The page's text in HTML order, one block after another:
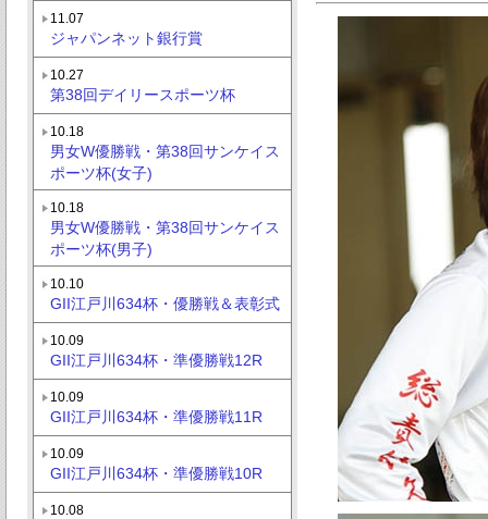
11.07
ジャパンネット銀行賞
10.27
第38回デイリースポーツ杯
10.18
男女W優勝戦・第38回サンケイス
ポーツ杯(女子)
10.18
男女W優勝戦・第38回サンケイス
ポーツ杯(男子)
10.10
GII江戸川634杯・優勝戦＆表彰式
10.09
GII江戸川634杯・準優勝戦12R
10.09
GII江戸川634杯・準優勝戦11R
10.09
GII江戸川634杯・準優勝戦10R
10.08